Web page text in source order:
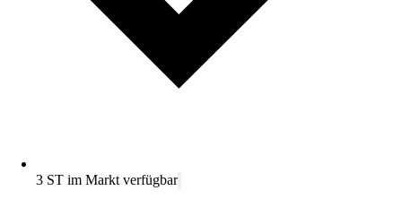
3 ST im Markt verfügbar